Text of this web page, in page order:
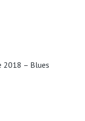
2018 – Blues